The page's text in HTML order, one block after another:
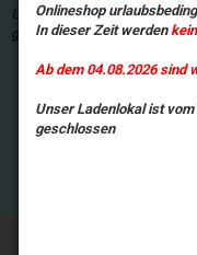
Onlineshop
In dieser Zeit werden
Ab dem 04.08.2026 sind
Unser Ladenlokal ist vom
geschlossen
Unser Ladenlokal ist vom
geschlossen